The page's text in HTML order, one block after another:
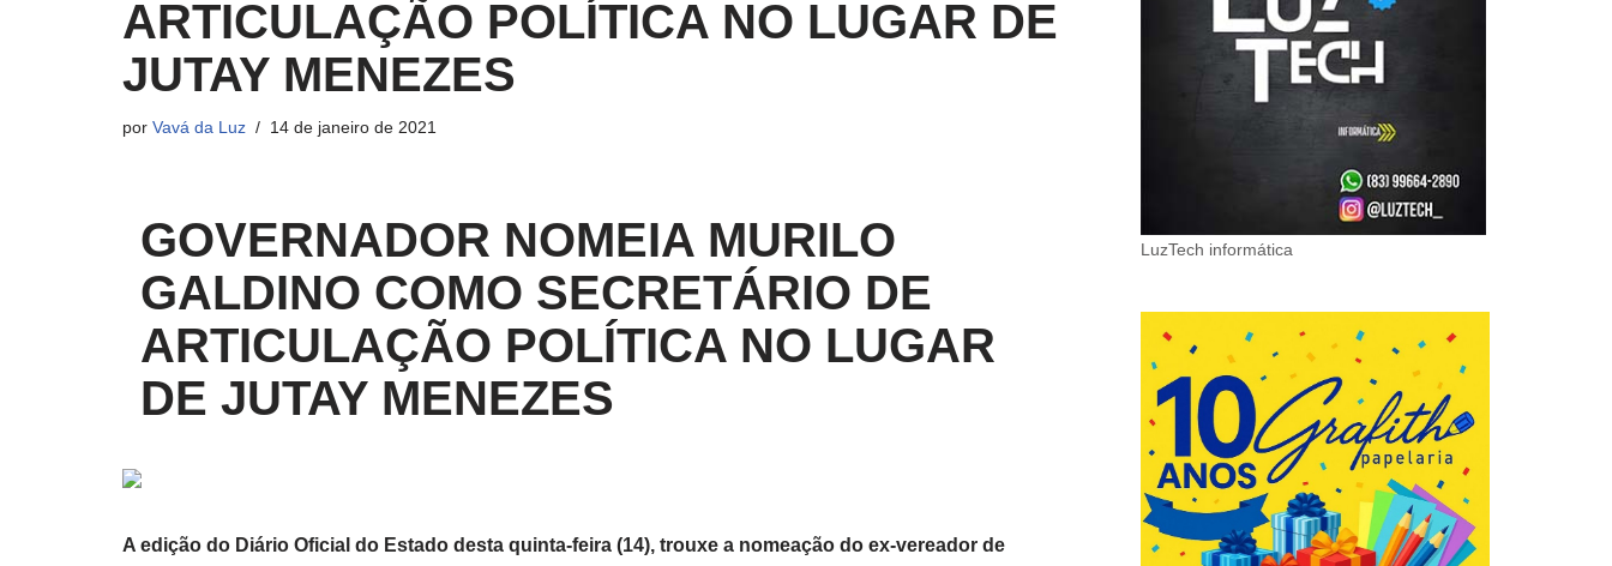
ARTICULAÇÃO POLÍTICA NO LUGAR DE
JUTAY MENEZES
por Vavá da Luz 14 de janeiro de 2021
GOVERNADOR NOMEIA MURILO
GALDINO COMO SECRETÁRIO DE
ARTICULAÇÃO POLÍTICA NO LUGAR
DE JUTAY MENEZES
A edição do Diário Oficial do Estado desta quinta-feira (14), trouxe a nomeação do ex-vereador de
LuzTech informática